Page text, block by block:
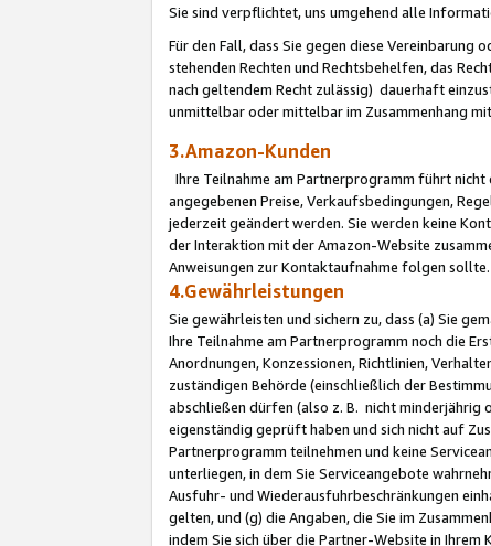
Sie sind verpflichtet, uns umgehend alle
Für den Fall, dass Sie gegen diese
stehenden Rechten und Rechtsbehelfen, das
nach geltendem Recht zulässig) dauerhaft
unmittelbar oder mittelbar im Zusammenhang
3.Amazon-Kunden
Ihre Teilnahme am Partnerprogramm führt nicht
angegebenen Preise, Verkaufsbedingungen,
jederzeit geändert werden. Sie werden keine
der Interaktion mit der Amazon-Website
Anweisungen zur Kontaktaufnahme folgen sollte.
4.Gewährleistungen
Sie gewährleisten und sichern zu, dass (a) Sie
Ihre Teilnahme am Partnerprogramm noch die
Anordnungen, Konzessionen, Richtlinien,
zuständigen Behörde (einschließlich der
abschließen dürfen (also z. B. nicht minderjährig
eigenständig geprüft haben und sich nicht auf
Partnerprogramm teilnehmen und keine
unterliegen, in dem Sie Serviceangebote
Ausfuhr- und Wiederausfuhrbeschränkungen
gelten, und (g) die Angaben, die Sie im
indem Sie sich über die Partner-Website in